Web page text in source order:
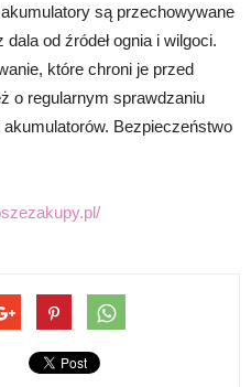
są przechowywane
od źródeł ognia i wilgoci.
które chroni je przed
o regularnym sprawdzaniu
Bezpieczeństwo